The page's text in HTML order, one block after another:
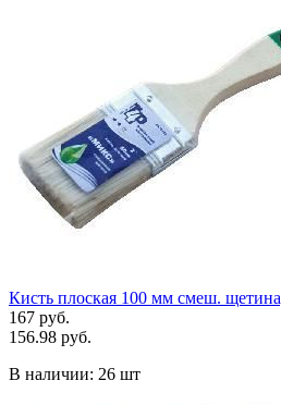
Кисть плоская 100 мм смеш.
167 руб.
156.98 руб.
В наличии: 26 шт